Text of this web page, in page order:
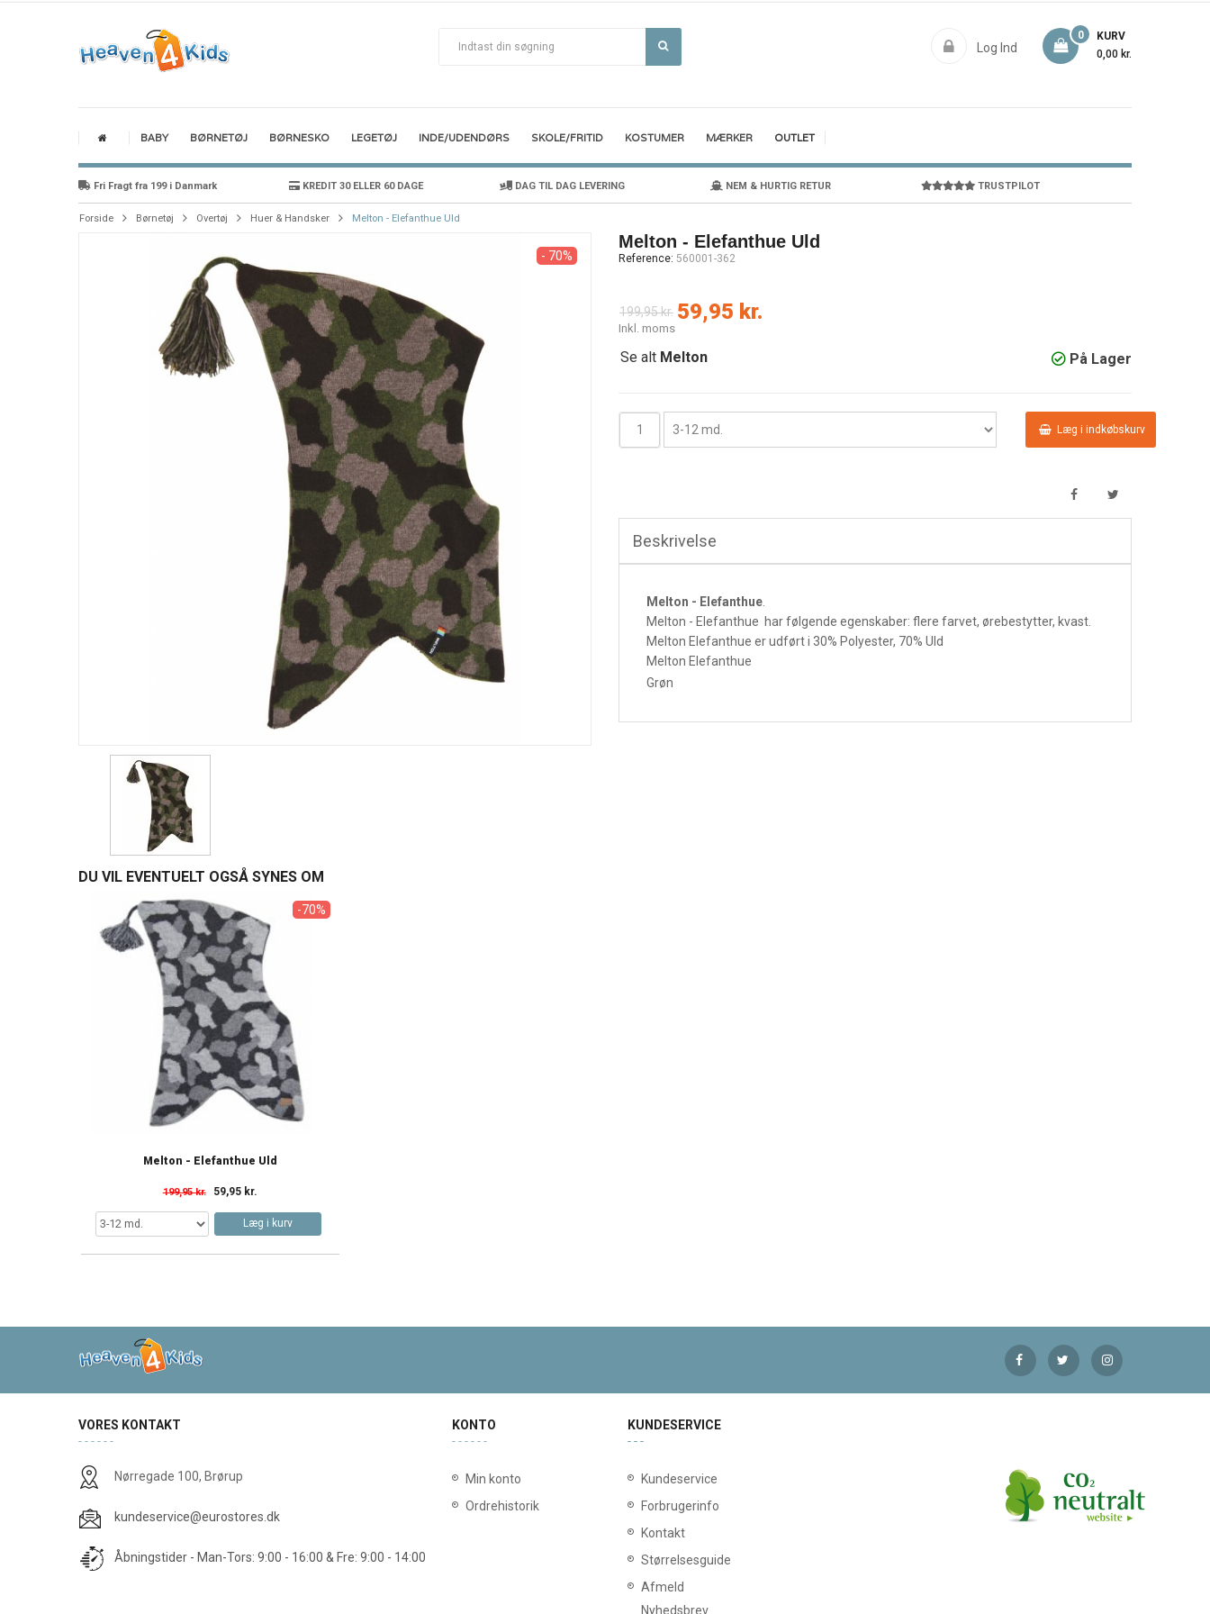
Log Ind
KURV
0
0,00 kr.
BABY BØRNETØJ BØRNESKO LEGETØJ INDE/UDENDØRS SKOLE/FRITID KOSTUMER MÆRKER OUTLET
Fri Fragt fra 199 i Danmark KREDIT 30 ELLER 60 DAGE DAG TIL DAG LEVERING NEM & HURTIG RETUR TRUSTPILOT
Forside Børnetøj Overtøj Huer & Handsker Melton - Elefanthue Uld
- 70%
Melton - Elefanthue Uld
Reference: 560001-362
199,95 kr. 59,95 kr.
Inkl. moms
Se alt Melton På Lager
Læg i indkøbskurv
Beskrivelse
Melton - Elefanthue
Melton - Elefanthue har følgende egenskaber: flere farvet, ørebestytter, kvast.
Melton Elefanthue er udført i 30% Polyester, 70% Uld
Melton Elefanthue
Grøn
DU VIL EVENTUELT OGSÅ SYNES OM
-70%
Melton - Elefanthue Uld
199,95 kr. 59,95 kr.
Læg i kurv
VORES KONTAKT
Nørregade 100, Brørup
kundeservice@eurostores.dk
Åbningstider - Man-Tors: 9:00 - 16:00 & Fre: 9:00 - 14:00
KONTO
Min konto
Ordrehistorik
KUNDESERVICE
Kundeservice
Forbrugerinfo
Kontakt
Størrelsesguide
Afmeld
Nyhedsbrev